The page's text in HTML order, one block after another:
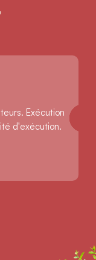
Exécution
d'exécution.